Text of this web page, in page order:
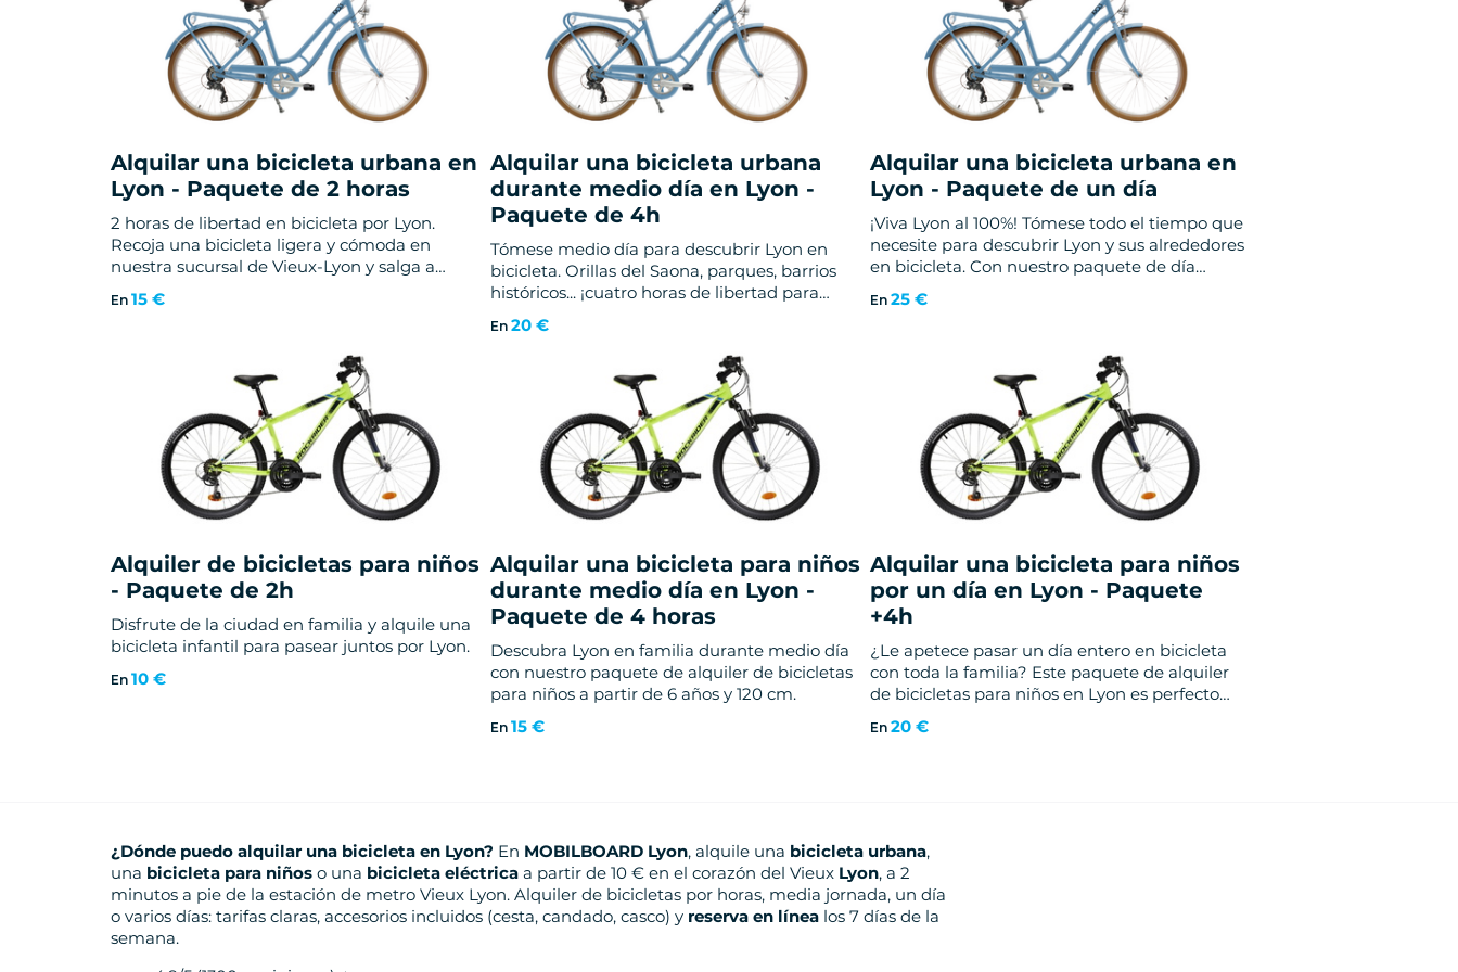
Touroperadores y DMC
Operadores de cruceros y autocares
Venta de bicicletas
PREGUNTAS
FRECUENTES
Alquilar una bicicleta urbana en
Lyon - Paquete de 2 horas
2 horas de libertad en bicicleta por Lyon.
Recoja una bicicleta ligera y cómoda en
nuestra sucursal de Vieux-Lyon y salga a
explorar los muelles, los puentes y el Parc de la
Tête d'Or a su ritmo. Rutas recomendadas,
En 15 €
Alquilar una bicicleta urbana
durante medio día en Lyon -
Paquete de 4h
Tómese medio día para descubrir Lyon en
bicicleta. Orillas del Saona, parques, barrios
históricos... ¡cuatro horas de libertad para
disfrutar de las vistas, el patrimonio y las
sorpresas!
En 20 €
Alquilar una bicicleta urbana en
Lyon - Paquete de un día
¡Viva Lyon al 100%! Tómese todo el tiempo que
necesite para descubrir Lyon y sus alrededores
en bicicleta. Con nuestro paquete de día
completo, la ciudad se abre ante usted sin
límites: parques, museos y barrios ineludibles.
En 25 €
Alquiler de bicicletas para niños
- Paquete de 2h
Disfrute de la ciudad en familia y alquile una
bicicleta infantil para pasear juntos por Lyon.
En 10 €
Alquilar una bicicleta para niños
durante medio día en Lyon -
Paquete de 4 horas
Descubra Lyon en familia durante medio día
con nuestro paquete de alquiler de bicicletas
para niños a partir de 6 años y 120 cm.
En 15 €
Alquilar una bicicleta para niños
por un día en Lyon - Paquete
+4h
¿Le apetece pasar un día entero en bicicleta
con toda la familia? Este paquete de alquiler
de bicicletas para niños en Lyon es perfecto
para pasar un día lleno de descubrimientos.
En 20 €
¿Dónde puedo alquilar una bicicleta en Lyon? En MOBILBOARD Lyon, alquile una bicicleta urbana,
una bicicleta para niños o una bicicleta eléctrica a partir de 10 € en el corazón del Vieux Lyon, a 2
minutos a pie de la estación de metro Vieux Lyon. Alquiler de bicicletas por horas, media jornada, un día
o varios días: tarifas claras, accesorios incluidos (cesta, candado, casco) y reserva en línea los 7 días de la
semana.